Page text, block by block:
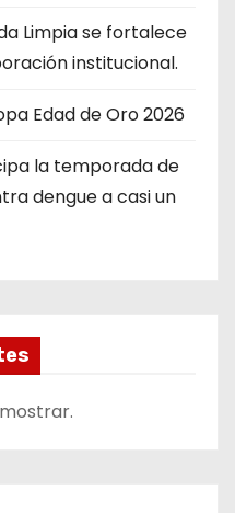
Limpia se fortalece
institucional.
Edad de Oro 2026
la temporada de
dengue a casi un